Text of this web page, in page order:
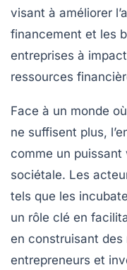
visant à améliorer
financement et les
entreprises à
ressources
Face à un monde
ne suffisent plus,
comme un puissant
sociétale. Les
tels que les
un rôle clé en
en construisant des
entrepreneurs et